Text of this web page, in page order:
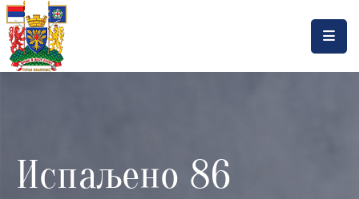
Насловна
Општинска
управа
Испаљено 86